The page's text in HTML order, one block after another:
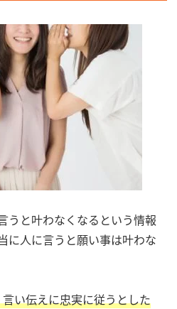
うと叶わなくなるという情報
に人に言うと願い事は叶わな
い伝えに忠実に従うとした